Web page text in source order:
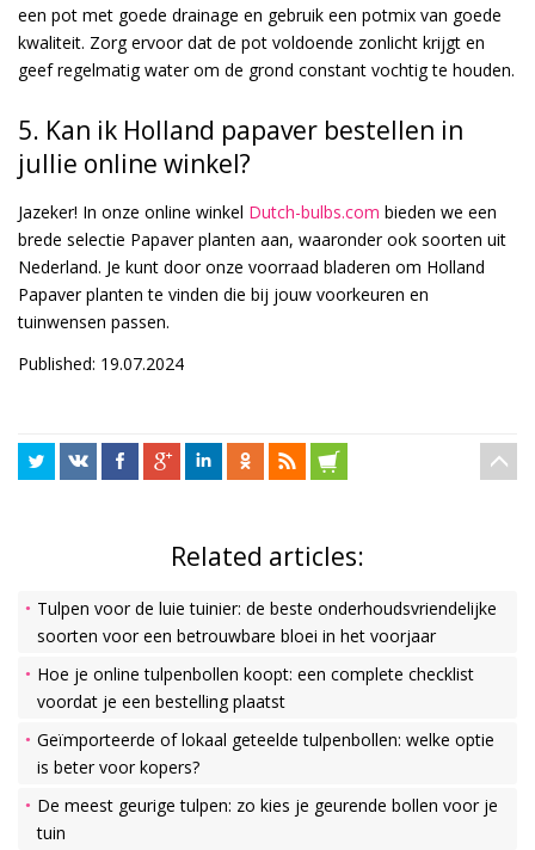
een pot met goede drainage en gebruik een potmix van goede
kwaliteit. Zorg ervoor dat de pot voldoende zonlicht krijgt en
geef regelmatig water om de grond constant vochtig te houden.
5. Kan ik Holland papaver bestellen in
jullie online winkel?
Jazeker! In onze online winkel Dutch-bulbs.com bieden we een
brede selectie Papaver planten aan, waaronder ook soorten uit
Nederland. Je kunt door onze voorraad bladeren om Holland
Papaver planten te vinden die bij jouw voorkeuren en
tuinwensen passen.
Published: 19.07.2024
Related articles:
Tulpen voor de luie tuinier: de beste onderhoudsvriendelijke
soorten voor een betrouwbare bloei in het voorjaar
Hoe je online tulpenbollen koopt: een complete checklist
voordat je een bestelling plaatst
Geïmporteerde of lokaal geteelde tulpenbollen: welke optie
is beter voor kopers?
De meest geurige tulpen: zo kies je geurende bollen voor je
tuin